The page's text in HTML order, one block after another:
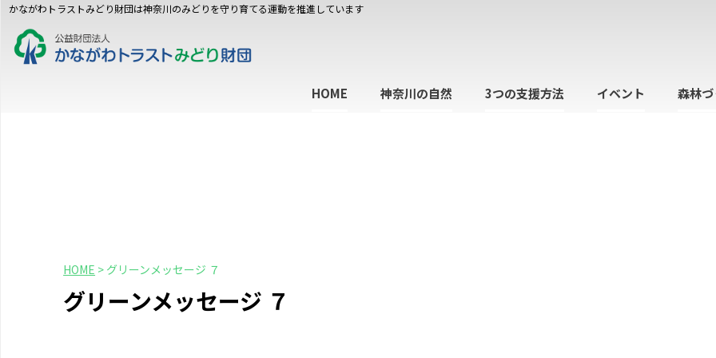
かながわトラストみどり財団は神奈川のみどりを守り育てる運動を推進しています
HOME 神奈川の自然 3つの支援方法 イベント 森林
HOME > グリーンメッセージ ７
グリーンメッセージ ７